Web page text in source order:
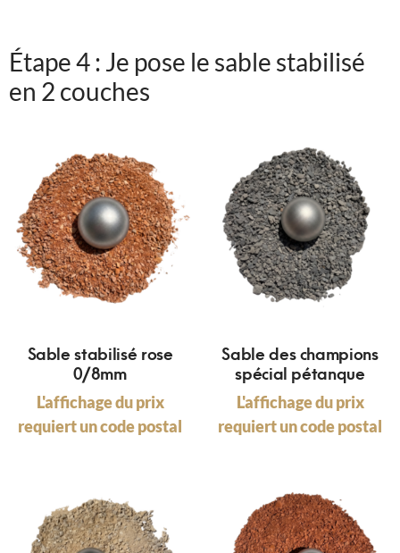
Étape 4 : Je pose le sable stabilisé
en 2 couches
Sable stabilisé rose
0/8mm
L'affichage du prix
requiert un code postal
Sable des champions
spécial pétanque
L'affichage du prix
requiert un code postal